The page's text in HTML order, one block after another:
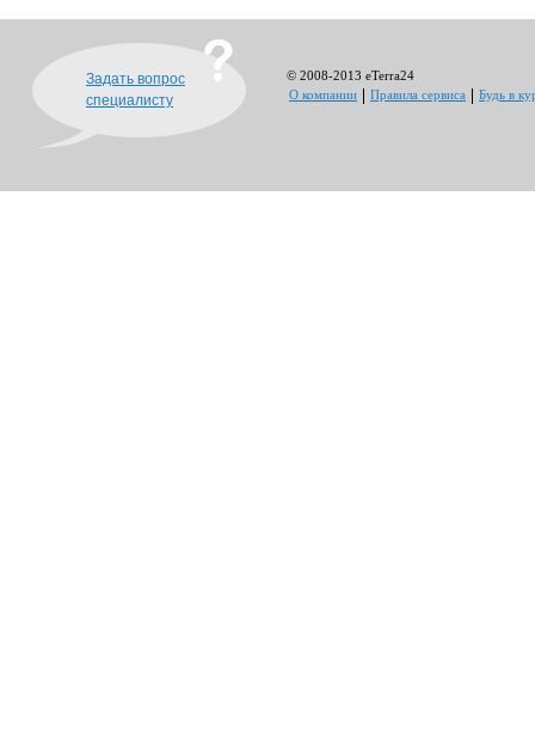
Задать вопрос
специалисту
© 2008-2013 eTerra24
О компании
Правила сервиса Будь в